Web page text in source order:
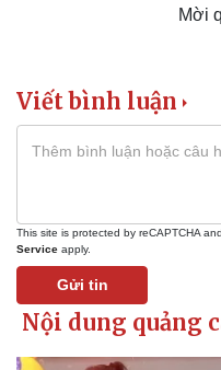
Mời
Viết bình luận
This site is protected by reCAPTCHA
Service apply.
Gửi tin